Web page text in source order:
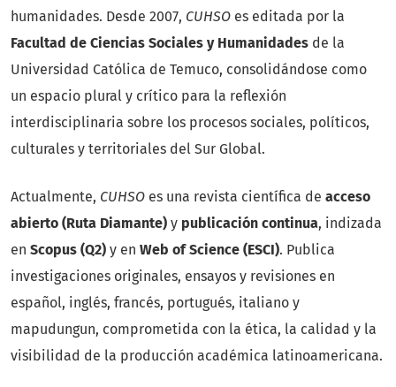
humanidades. Desde 2007, CUHSO es editada por la
Facultad de Ciencias Sociales y Humanidades de la
Universidad Católica de Temuco, consolidándose como
un espacio plural y crítico para la reflexión
interdisciplinaria sobre los procesos sociales, políticos,
culturales y territoriales del Sur Global.
Actualmente, CUHSO es una revista científica de acceso
abierto (Ruta Diamante) y publicación continua, indizada
en Scopus (Q2) y en Web of Science (ESCI). Publica
investigaciones originales, ensayos y revisiones en
español, inglés, francés, portugués, italiano y
mapudungun, comprometida con la ética, la calidad y la
visibilidad de la producción académica latinoamericana.